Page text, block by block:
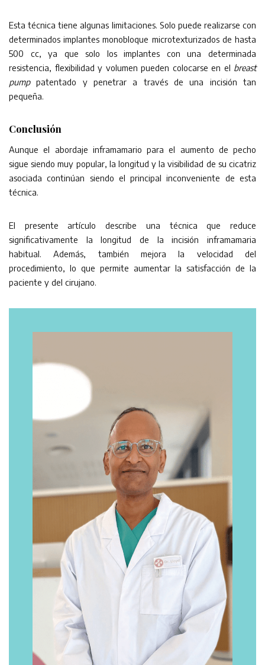
Esta técnica tiene algunas limitaciones. Solo puede realizarse con
determinados implantes monobloque microtexturizados de hasta
500 cc, ya que solo los implantes con una determinada
resistencia, flexibilidad y volumen pueden colocarse en el breast
pumppatentado y penetrar a través de una incisión tan
pequeña.
Conclusión
Aunque el abordaje inframamario para el aumento de pecho
sigue siendo muy popular, la longitud y la visibilidad de su cicatriz
asociada continúan siendo el principal inconveniente de esta
técnica.
El presente artículo describe una técnica que reduce
significativamente la longitud de la incisión inframamaria
habitual. Además, también mejora la velocidad del
procedimiento, lo que permite aumentar la satisfacción de la
paciente y del cirujano.